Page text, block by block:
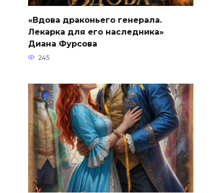
«Вдова драконьего генерала.
Лекарка для его наследника»
Диана Фурсова
245